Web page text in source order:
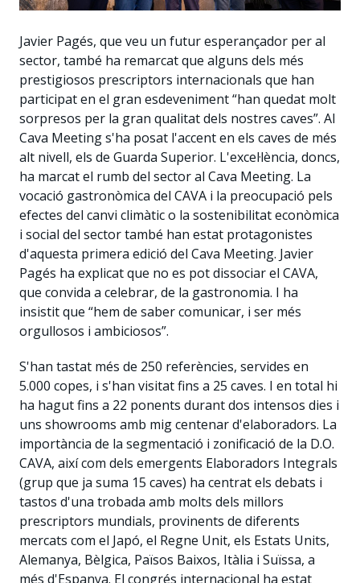
Javier Pagés, que veu un futur esperançador per al
sector, també ha remarcat que alguns dels més
prestigiosos prescriptors internacionals que han
participat en el gran esdeveniment “han quedat molt
sorpresos per la gran qualitat dels nostres caves”. Al
Cava Meeting s'ha posat l'accent en els caves de més
alt nivell, els de Guarda Superior. L'excel·lència, doncs,
ha marcat el rumb del sector al Cava Meeting. La
vocació gastronòmica del CAVA i la preocupació pels
efectes del canvi climàtic o la sostenibilitat econòmica
i social del sector també han estat protagonistes
d'aquesta primera edició del Cava Meeting. Javier
Pagés ha explicat que no es pot dissociar el CAVA,
que convida a celebrar, de la gastronomia. I ha
insistit que “hem de saber comunicar, i ser més
orgullosos i ambiciosos”.
S'han tastat més de 250 referències, servides en
5.000 copes, i s'han visitat fins a 25 caves. I en total hi
ha hagut fins a 22 ponents durant dos intensos dies i
uns showrooms amb mig centenar d'elaboradors. La
importància de la segmentació i zonificació de la D.O.
CAVA, així com dels emergents Elaboradors Integrals
(grup que ja suma 15 caves) ha centrat els debats i
tastos d'una trobada amb molts dels millors
prescriptors mundials, provinents de diferents
mercats com el Japó, el Regne Unit, els Estats Units,
Alemanya, Bèlgica, Països Baixos, Itàlia i Suïssa, a
més d'Espanya. El congrés internacional ha estat